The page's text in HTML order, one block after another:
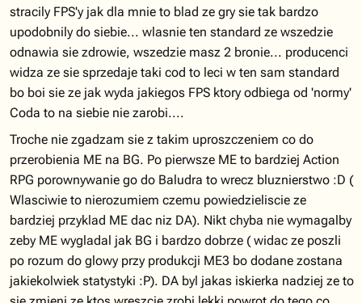
stracily FPS'y jak dla mnie to blad ze gry sie tak bardzo
upodobnily do siebie... wlasnie ten standard ze wszedzie
odnawia sie zdrowie, wszedzie masz 2 bronie... producenci
widza ze sie sprzedaje taki cod to leci w ten sam standard
bo boi sie ze jak wyda jakiegos FPS ktory odbiega od 'normy'
Coda to na siebie nie zarobi....
Troche nie zgadzam sie z takim uproszczeniem co do
przerobienia ME na BG. Po pierwsze ME to bardziej Action
RPG porownywanie go do Baludra to wrecz bluznierstwo :D (
Wlasciwie to nierozumiem czemu powiedzieliscie ze
bardziej przyklad ME dac niz DA). Nikt chyba nie wymagalby
zeby ME wygladal jak BG i bardzo dobrze ( widac ze poszli
po rozum do glowy przy produkcji ME3 bo dodane zostana
jakiekolwiek statystyki :P). DA byl jakas iskierka nadziej ze to